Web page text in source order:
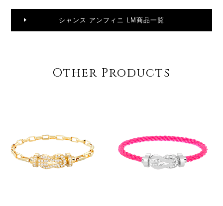
シャンス アンフィニ LM商品一覧
Other Products